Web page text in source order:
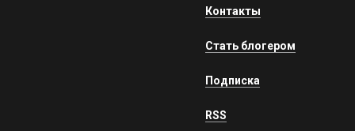
Контакты
Стать блогером
Подписка
RSS